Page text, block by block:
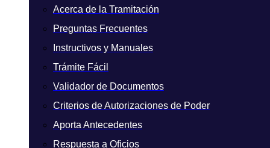
Acerca de la Tramitación
Preguntas Frecuentes
Instructivos y Manuales
Trámite Fácil
Validador de Documentos
Criterios de Autorizaciones de Poder
Aporta Antecedentes
Respuesta a Oficios